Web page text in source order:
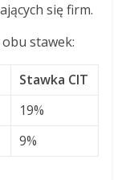
się firm.
stawek:
Stawka CIT
19%
9%